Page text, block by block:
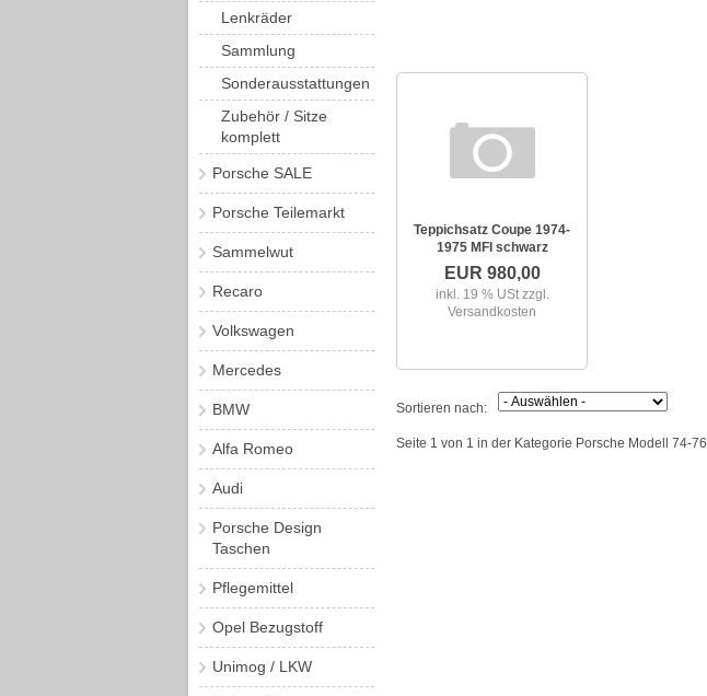
Lenkräder
Sammlung
Sonderausstattungen
Zubehör / Sitze
komplett
Porsche SALE
Porsche Teilemarkt
Sammelwut
Recaro
Volkswagen
Mercedes
BMW
Alfa Romeo
Audi
Porsche Design
Taschen
Pflegemittel
Opel Bezugstoff
Unimog / LKW
Teppichsatz Coupe 1974-
1975 MFI schwarz
EUR 980,00
inkl. 19 % USt zzgl.
Versandkosten
Sortieren nach:
Seite 1 von 1 in der Kategorie Porsche Modell 74-76